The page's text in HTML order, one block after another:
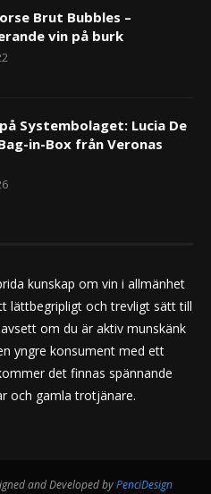
Brut Bubbles –
vin på burk
Systembolaget: Lucia De
in-Box från Veronas
kunskap om vin i allmänhet
lättbegripligt och trevligt sätt till
om du är aktiv munskänk
yngre konsument med ett
det finnas spännande
och gamla trotjänare.
and Developed byPenciDesign